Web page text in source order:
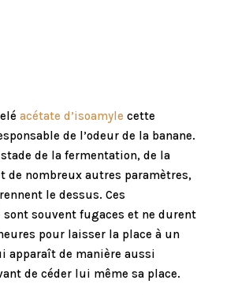
acétate d’isoamyle cette
de l’odeur de la banane.
de la fermentation, de la
de nombreux autres paramètres,
le dessus. Ces
sont souvent fugaces et ne durent
pour laisser la place à un
apparaît de manière aussi
de céder lui même sa place.